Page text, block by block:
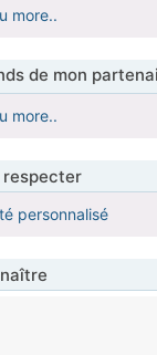
more..
de mon
more..
respecter
personnalisé